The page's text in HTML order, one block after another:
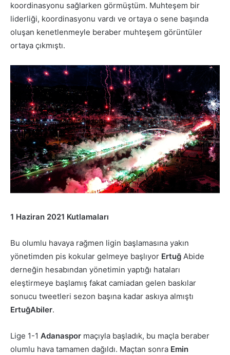
koordinasyonu sağlarken görmüştüm. Muhteşem bir
liderliği, koordinasyonu vardı ve ortaya o sene başında
oluşan kenetlenmeyle beraber muhteşem görüntüler
ortaya çıkmıştı.
1 Haziran 2021 Kutlamaları
Bu olumlu havaya rağmen ligin başlamasına yakın
yönetimden pis kokular gelmeye başlıyor Ertuğ Abide
derneğin hesabından yönetimin yaptığı hataları
eleştirmeye başlamış fakat camiadan gelen baskılar
sonucu tweetleri sezon başına kadar askıya almıştı
ErtuğAbiler.
Lige 1-1 Adanaspor maçıyla başladık, bu maçla beraber
olumlu hava tamamen dağıldı. Maçtan sonra Emin